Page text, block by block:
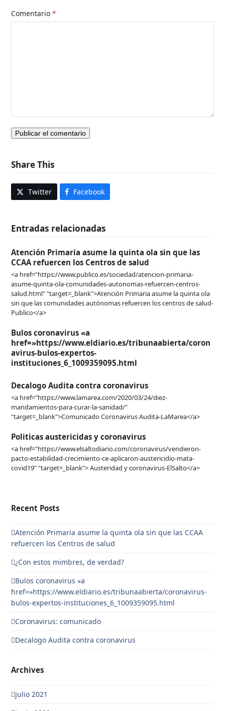
Comentario*
Share This
Twitter Facebook
Entradas relacionadas
Atención Primaria asume la quinta ola sin que las
CCAA refuercen los Centros de salud
<a href="https://www.publico.es/sociedad/atencion-primaria-
asume-quinta-ola-comunidades-autonomas-refuercen-centros-
salud.html" "target=_blank">Atención Primaria asume la quinta ola
sin que las comunidades autónomas refuercen los centros de salud-
Publico</a>
Bulos coronavirus «a
href=»https://www.eldiario.es/tribunaabierta/coron
avirus-bulos-expertos-
instituciones_6_1009359095.html
Decalogo Audita contra coronavirus
<a href="https://www.lamarea.com/2020/03/24/diez-
mandamientos-para-curar-la-sanidad/"
"target=_blank">Comunicado Coronavirus Audita-LaMarea</a>
Politicas austericidas y coronavirus
<a href="https://www.elsaltodiario.com/coronavirus/vendieron-
pacto-estabilidad-crecimiento-ce-aplicaron-austericidio-mata-
covid19" "target=_blank"> Austeridad y coronavirus-ElSalto</a>
Recent Posts
Atención Primaria asume la quinta ola sin que las CCAA
refuercen los Centros de salud
¿Con estos mimbres, de verdad?
Bulos coronavirus «a
href=»https://www.eldiario.es/tribunaabierta/coronavirus-
bulos-expertos-instituciones_6_1009359095.html
Coronavirus: comunicado
Decalogo Audita contra coronavirus
Archives
julio 2021